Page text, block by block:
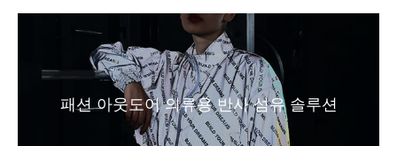
패션 아웃도어 의류용 반사 섬유 솔루션